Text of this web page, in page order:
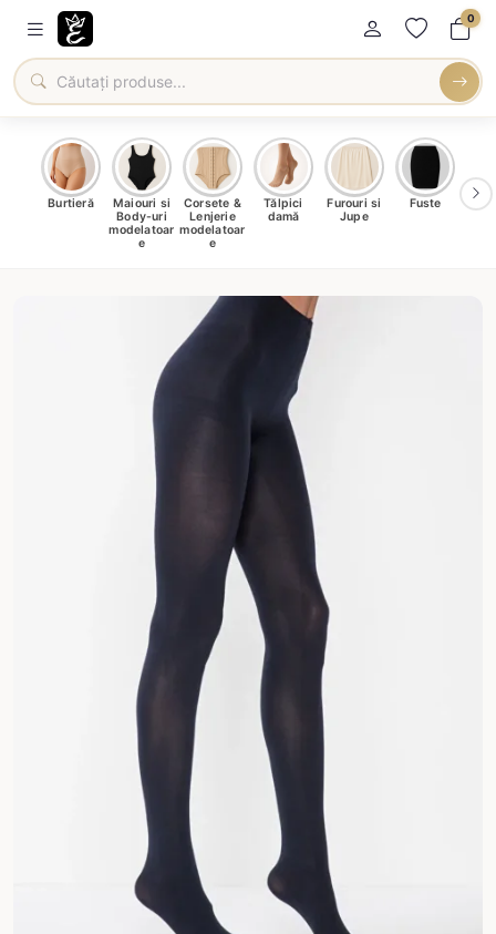
0
Burtieră
Maiouri si
Body-uri
modelatoar
e
Corsete &
Lenjerie
modelatoar
e
Tălpici
damă
Furouri si
Jupe
Fuste